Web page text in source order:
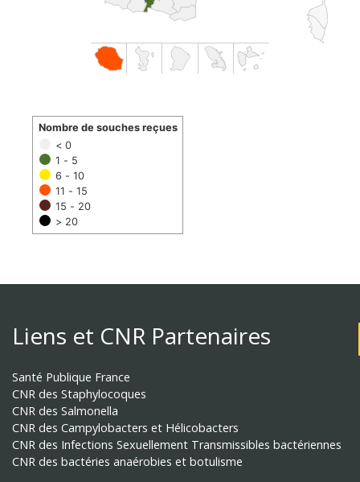
< 0
1 - 5
6 - 10
11 - 15
15 - 20
> 20
Nombre de souches reçues
Liens et CNR Partenaires
Santé Publique France
CNR des Staphylocoques
CNR des Salmonella
CNR des Campylobacters et Hélicobacters
CNR des Infections Sexuellement Transmissibles bactériennes
CNR des bactéries anaérobies et botulisme